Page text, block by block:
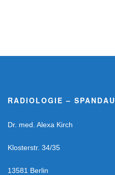
RADIOLOGIE – SPANDAU
Dr. med. Alexa Kirch
Klosterstr. 34/35
13581 Berlin